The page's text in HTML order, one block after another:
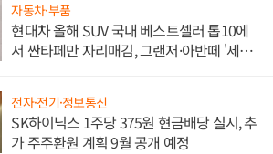
자동차·부품
현대차 올해 SUV 국내 베스트셀러 톱10에
서 싼타페만 자리매김, 그랜저·아반떼 '세단
전자·전기·정보통신
SK하이닉스 1주당 375원 현금배당 실시, 추
가 주주환원 계획 9월 공개 예정